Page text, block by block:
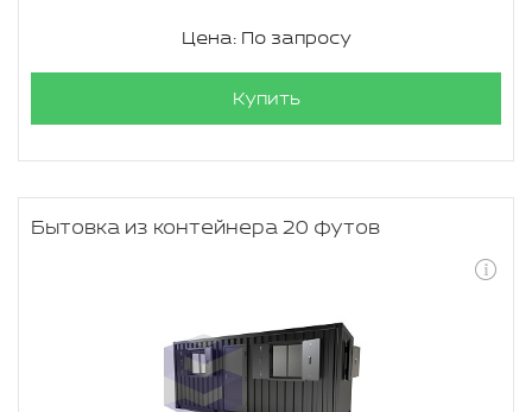
Цена: По запросу
Купить
Бытовка из контейнера 20 футов